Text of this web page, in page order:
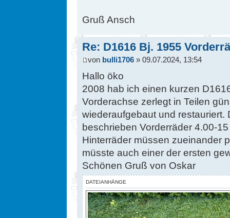
Gruß Ansch
Re: D1616 Bj. 1955
von bulli1706 » 09.07.2024, 13:54
Hallo öko
2008 hab ich einen kurzen
Vorderachse zerlegt in Teilen
wiederaufgebaut und restauriert.
beschrieben Vorderräder 4.00-
Hinterräder müssen zueinander
müsste auch einer der ersten
Schönen Gruß von Oskar
DATEIANHÄNGE